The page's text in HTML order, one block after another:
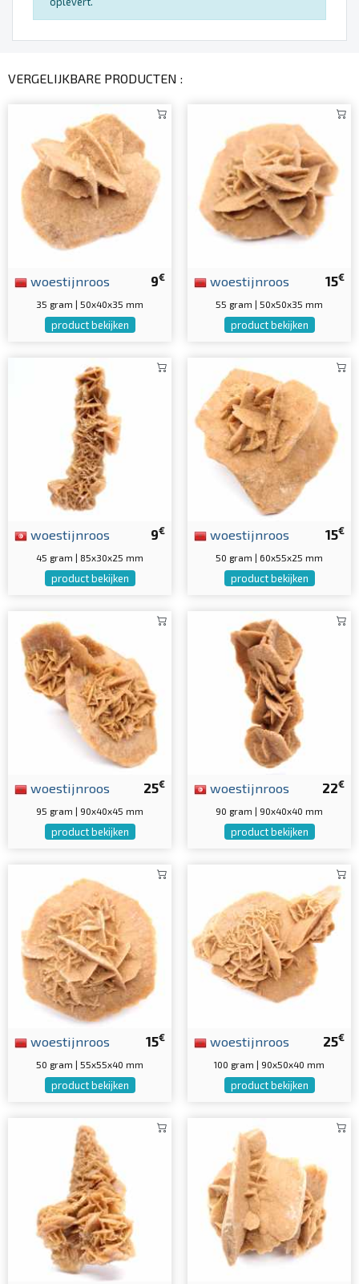
VERGELIJKBARE PRODUCTEN :
9€
woestijnroos
35 gram | 50x40x35 mm
product bekijken
15€
woestijnroos
55 gram | 50x50x35 mm
product bekijken
9€
woestijnroos
45 gram | 85x30x25 mm
product bekijken
15€
woestijnroos
50 gram | 60x55x25 mm
product bekijken
25€
woestijnroos
95 gram | 90x40x45 mm
product bekijken
22€
woestijnroos
90 gram | 90x40x40 mm
product bekijken
15€
woestijnroos
50 gram | 55x55x40 mm
product bekijken
25€
woestijnroos
100 gram | 90x50x40 mm
product bekijken